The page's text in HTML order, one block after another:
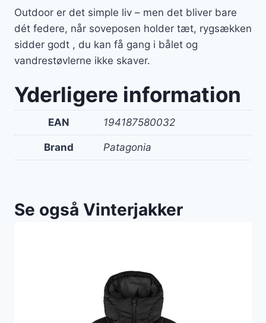
Outdoor er det simple liv – men det bliver bare
dét federe, når soveposen holder tæt, rygsækken
sidder godt , du kan få gang i bålet og
vandrestøvlerne ikke skaver.
Yderligere information
EAN 194187580032
Brand Patagonia
Se også Vinterjakker